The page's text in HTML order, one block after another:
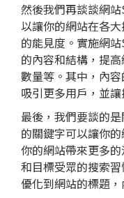
然後我們再談談網
以讓你的網站在各
的能見度。實施網
的內容和結構，提
數量等。其中，內
吸引更多用戶，並
最後，我們要談的
的關鍵字可以讓你
你的網站帶來更多
和目標受眾的搜索
優化到網站的標題